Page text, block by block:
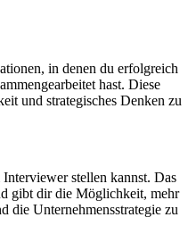
in denen du erfolgreich
hast. Diese
und strategisches Denken zu
stellen kannst. Das
gibt dir die Möglichkeit, mehr
die Unternehmensstrategie zu